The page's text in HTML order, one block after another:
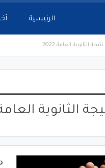
الرئيسية
الثانوية العامة 2022
الثانوية العامة